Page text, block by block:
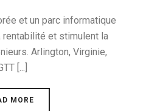
et un parc informatique
et stimulent la
Arlington, Virginie,
[...]
MORE